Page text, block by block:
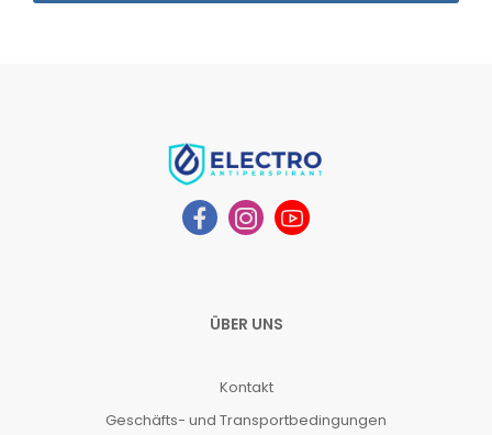
ÜBER UNS
Kontakt
Geschäfts- und Transportbedingungen